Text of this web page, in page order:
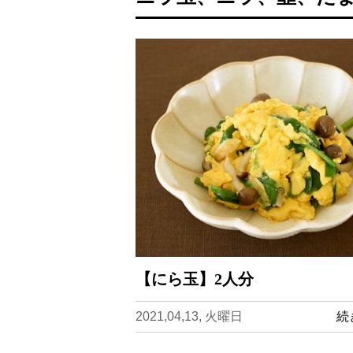
【にら玉】2人分
2021,04,13, 火曜日 続